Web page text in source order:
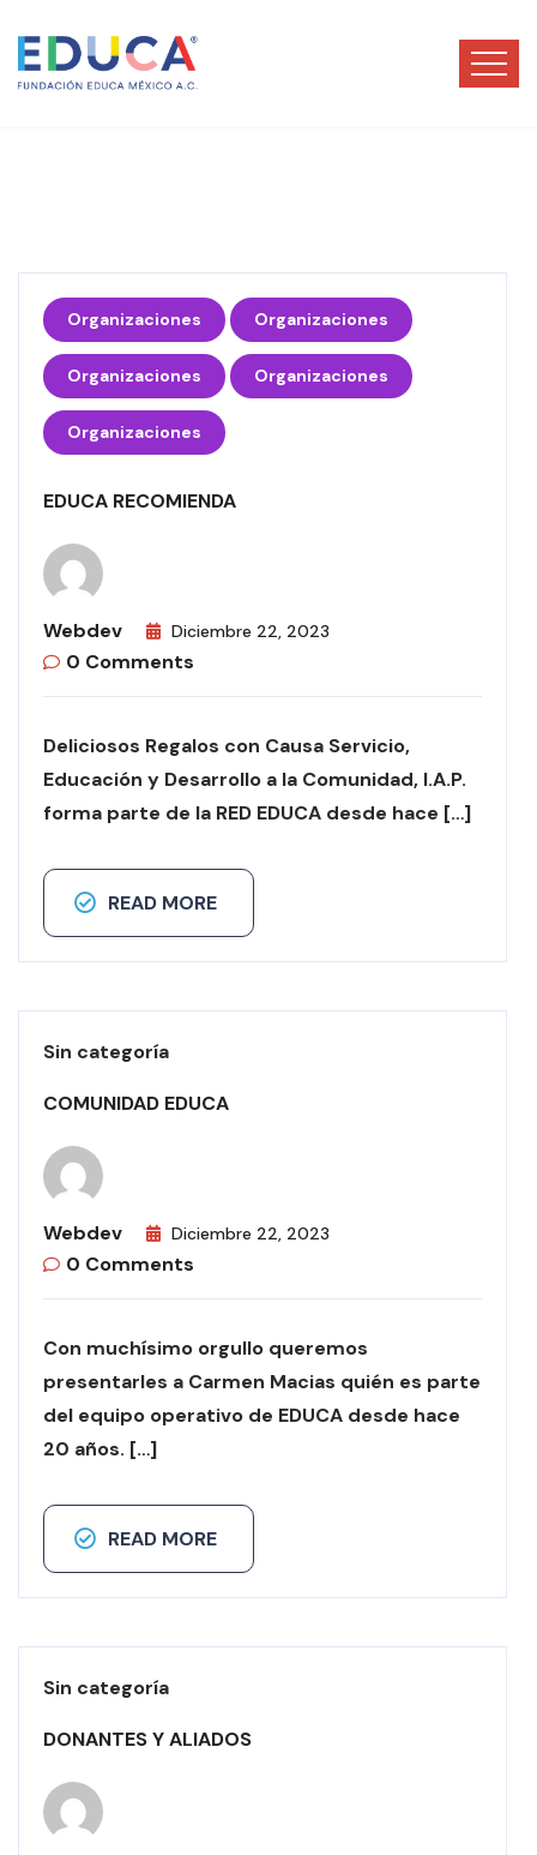
Organizaciones Organizaciones
Organizaciones Organizaciones
Organizaciones
EDUCA RECOMIENDA
Webdev Diciembre 22, 2023
0 Comments
Deliciosos Regalos con Causa Servicio,
Educación y Desarrollo a la Comunidad, I.A.P.
forma parte de la RED EDUCA desde hace […]
READ MORE
Sin categoría
COMUNIDAD EDUCA
Webdev Diciembre 22, 2023
0 Comments
Con muchísimo orgullo queremos
presentarles a Carmen Macias quién es parte
del equipo operativo de EDUCA desde hace
20 años. […]
READ MORE
Sin categoría
DONANTES Y ALIADOS